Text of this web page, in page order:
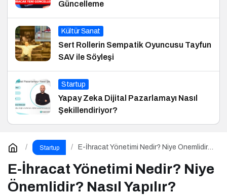
Güncelleme
Kültür Sanat
Sert Rollerin Sempatik Oyuncusu Tayfun
SAV ile Söyleşi
Startup
Yapay Zeka Dijital Pazarlamayı Nasıl
Şekillendiriyor?
Startup
E-İhracat Yönetimi Nedir? Niye Önemlidir?
E-İhracat Yönetimi Nedir? Niye
Önemlidir? Nasıl Yapılır?